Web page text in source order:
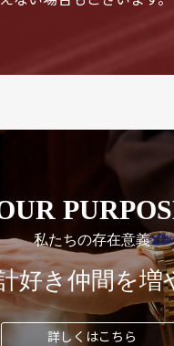
私たちの存在意義
好き仲間を増
詳しくはこちら